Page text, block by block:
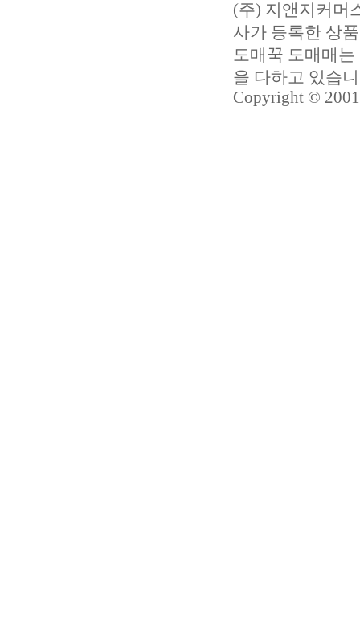
(주) 지앤지커머
사가 등록한 상
도매꾹 도매매
을 다하고 있습
Copyright ©